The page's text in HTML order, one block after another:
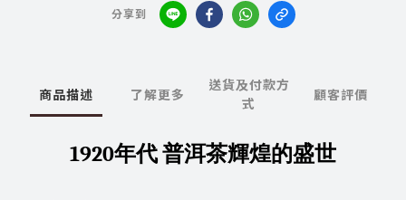
分享到
商品描述 了解更多
送貨及付款方
式
顧客評價
1920年代 普洱茶輝煌的盛世